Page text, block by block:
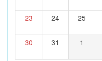
23 24 25
30 31 1